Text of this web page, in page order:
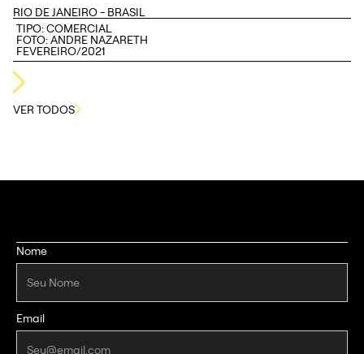
RIO DE JANEIRO - BRASIL
TIPO:COMERCIAL
FOTO: ANDRE NAZARETH
FEVEREIRO/2021
VER TODOS
Nome
Email